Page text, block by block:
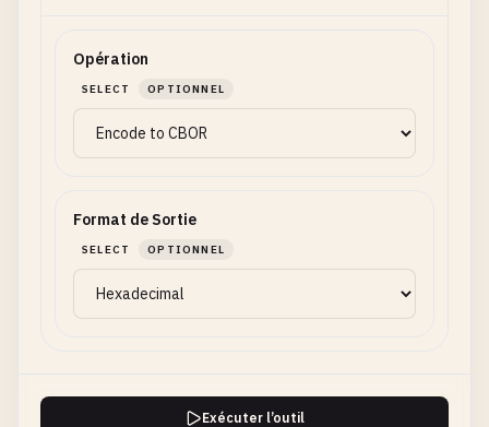
Opération
SELECT OPTIONNEL
Format de Sortie
SELECT OPTIONNEL
Exécuter l’outil